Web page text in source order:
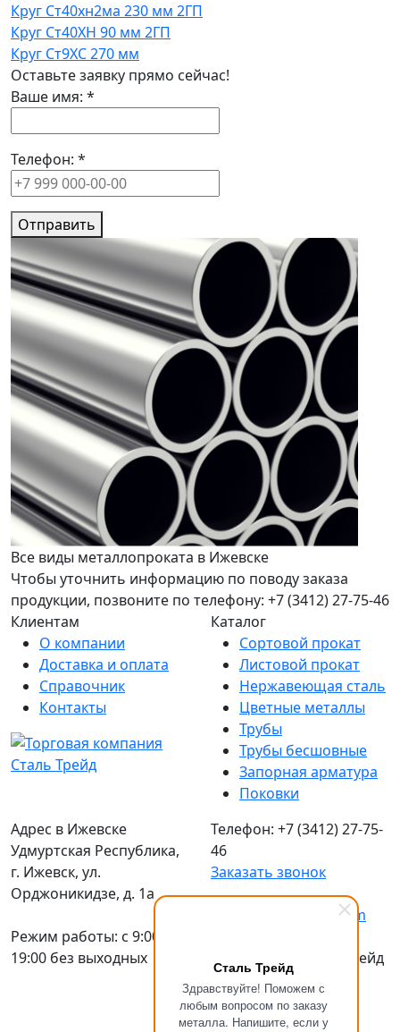
Сталь Трейд
Здравствуйте! Поможем с
любым вопросом по заказу
металла. Напишите, если у
Круг Ст40хн2ма 230 мм 2ГП
Круг Ст40ХН 90 мм 2ГП
Круг Ст9ХС 270 мм
Оставьте заявку прямо сейчас!
Ваше имя: *
Телефон: *
Отправить
Все виды металлопроката в Ижевске
Чтобы уточнить информацию по поводу заказа
продукции, позвоните по телефону: +7 (3412) 27-75-46
Клиентам
О компании
Доставка и оплата
Справочник
Контакты
Каталог
Сортовой прокат
Листовой прокат
Нержавеющая сталь
Цветные металлы
Трубы
Трубы бесшовные
Запорная арматура
Поковки
Адрес в Ижевске
Удмуртская Республика,
г. Ижевск, ул.
Орджоникидзе, д. 1а
Режим работы: c 9:00 до
19:00 без выходных
Телефон: +7 (3412) 27-75-
46
Заказать звонок
sales@stizh.com
© 2016-2026 Сталь Трейд
Металлопрокат
выгодным ценам
Политика